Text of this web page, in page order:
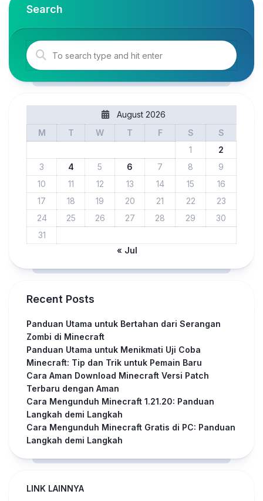
Search
August 2026
M
T W T F S
S
1
2
3
4 5 6 7 8
9
10
11 12 13 14 15
16
17
18 19 20 21 22
23
24
25 26 27 28 29
30
31
« Jul
Recent Posts
Panduan Utama untuk Bertahan dari Serangan
Zombi di Minecraft
Panduan Utama untuk Menikmati Uji Coba
Minecraft: Tip dan Trik untuk Pemain Baru
Cara Aman Download Minecraft Versi Patch
Terbaru dengan Aman
Cara Mengunduh Minecraft 1.21.20: Panduan
Langkah demi Langkah
Cara Mengunduh Minecraft Gratis di PC: Panduan
Langkah demi Langkah
LINK LAINNYA